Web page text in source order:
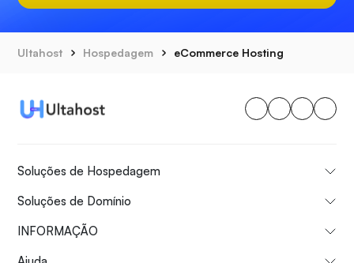
Ultahost Hospedagem eCommerce Hosting
Soluções de Hospedagem
Soluções de Domínio
INFORMAÇÃO